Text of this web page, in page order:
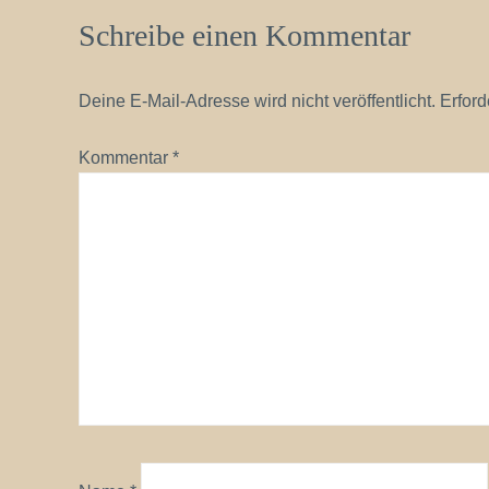
Schreibe einen Kommentar
Deine E-Mail-Adresse wird nicht veröffentlicht.
Kommentar *